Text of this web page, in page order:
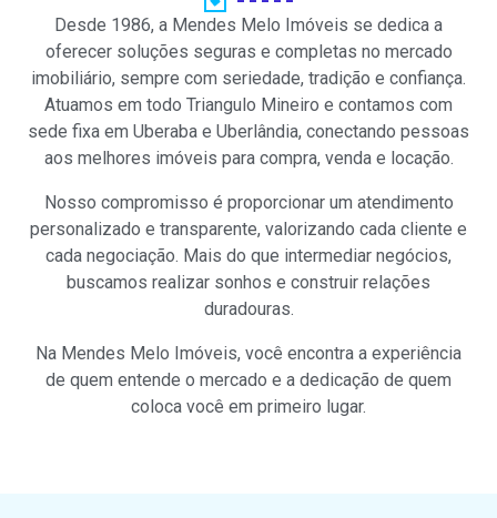
Desde 1986, a Mendes Melo Imóveis se dedica a
oferecer soluções seguras e completas no mercado
imobiliário, sempre com seriedade, tradição e confiança.
Atuamos em todo Triangulo Mineiro e contamos com
sede fixa em Uberaba e Uberlândia, conectando pessoas
aos melhores imóveis para compra, venda e locação.
Nosso compromisso é proporcionar um atendimento
personalizado e transparente, valorizando cada cliente e
cada negociação. Mais do que intermediar negócios,
buscamos realizar sonhos e construir relações
duradouras.
Na Mendes Melo Imóveis, você encontra a experiência
de quem entende o mercado e a dedicação de quem
coloca você em primeiro lugar.